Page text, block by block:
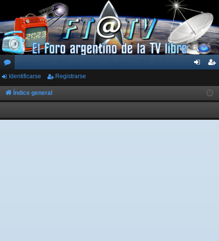
or
os
ar
ist
rs
Identificarse Registrarse
Índice general